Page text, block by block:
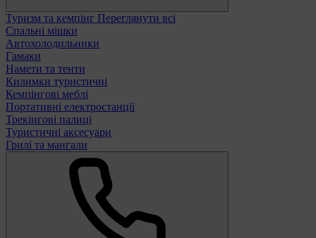
Туризм та кемпінг Переглянути всі
Спальні мішки
Автохолодильники
Гамаки
Намети та тенти
Килимки туристичні
Кемпінгові меблі
Портативні електростанції
Трекінгові палиці
Туристичні аксесуари
Грилі та мангали